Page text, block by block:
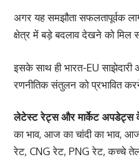
अगर यह समझौता सफलतापूर्वक
क्षेत्र में बड़े बदलाव देखने को मिल
इसके साथ ही भारत-EU
रणनीतिक संतुलन को प्रभावित
लेटेस्ट रेट्स और मार्केट अपडेट्स
का भाव, आज का चांदी का भाव, आज
रेट, CNG रेट, PNG रेट,कच्चे